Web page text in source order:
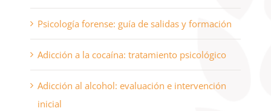
Psicología forense: guía de salidas y formación
Adicción a la cocaína: tratamiento psicológico
Adicción al alcohol: evaluación e intervención
inicial